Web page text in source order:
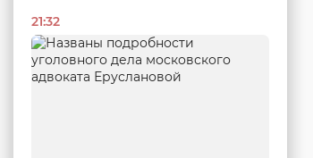
21:32